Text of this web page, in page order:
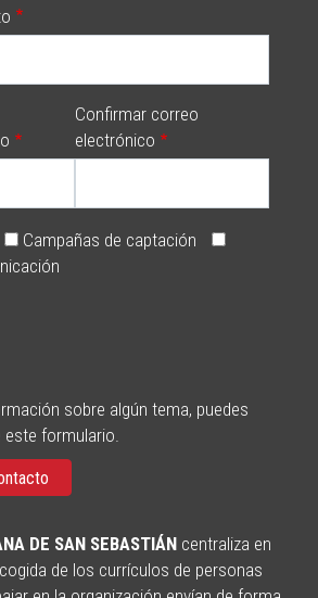
Confirmar correo
electrónico
Campañas de captación
sobre algún tema, puedes
este formulario.
DE SAN SEBASTIÁN centraliza en
de los currículos de personas